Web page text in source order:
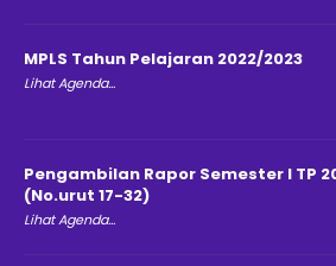
MPLS Tahun Pelajaran 2022/2023
Lihat Agenda...
Pengambilan Rapor Semester I TP
(No.urut 17-32)
Lihat Agenda...